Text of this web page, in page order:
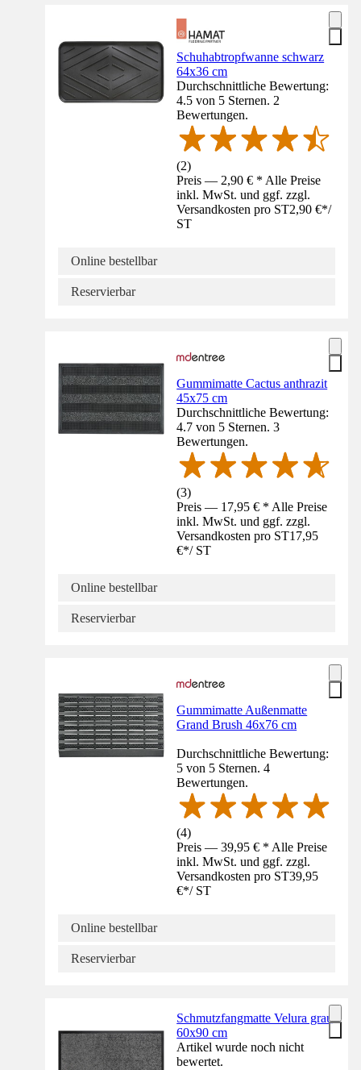
Schuhabtropfwanne schwarz
64x36 cm
Durchschnittliche Bewertung:
4.5 von 5 Sternen. 2
Bewertungen.
(2)
Preis — 2,90 € * Alle Preise
inkl. MwSt. und ggf. zzgl.
Versandkosten pro ST2,90 €*/
ST
Online bestellbar
Reservierbar
Gummimatte Cactus anthrazit
45x75 cm
Durchschnittliche Bewertung:
4.7 von 5 Sternen. 3
Bewertungen.
(3)
Preis — 17,95 € * Alle Preise
inkl. MwSt. und ggf. zzgl.
Versandkosten pro ST17,95
€*/ ST
Online bestellbar
Reservierbar
Gummimatte Außenmatte
Grand Brush 46x76 cm
Durchschnittliche Bewertung:
5 von 5 Sternen. 4
Bewertungen.
(4)
Preis — 39,95 € * Alle Preise
inkl. MwSt. und ggf. zzgl.
Versandkosten pro ST39,95
€*/ ST
Online bestellbar
Reservierbar
Schmutzfangmatte Velura grau
60x90 cm
Artikel wurde noch nicht
bewertet.